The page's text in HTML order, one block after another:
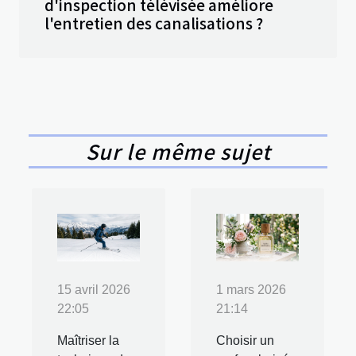
d'inspection télévisée améliore
l'entretien des canalisations ?
Sur le même sujet
15 avril 2026
22:05
Maîtriser la
1 mars 2026
21:14
Choisir un